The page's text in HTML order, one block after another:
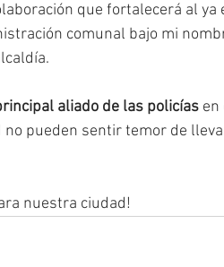
que fortalecerá al ya
comunal bajo mi
aliado de las policías en
pueden sentir temor de
nuestra ciudad!